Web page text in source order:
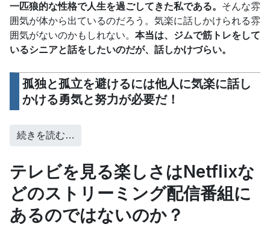
一匹狼的な性格で人生を過ごしてきた私である。 そんな雰
囲気が体から出ているのだろう。気楽に話しかけられる雰
囲気がないのかもしれない。 本当は、ジムで筋トレをして
いるシニアと話をしたいのだが、話しかけづらい。
孤独と孤立を避けるには他人に気楽に話し
かける勇気と努力が必要だ！
続きを読む…
テレビを見る楽しさはNetflixな
どのストリーミング配信番組に
あるのではないのか？